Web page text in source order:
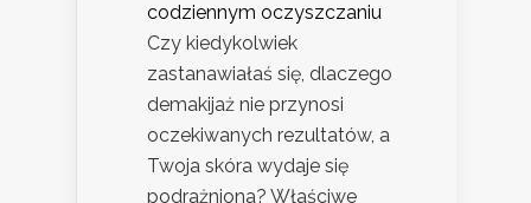
codziennym oczyszczaniu
Czy kiedykolwiek
zastanawiałaś się, dlaczego
demakijaż nie przynosi
oczekiwanych rezultatów, a
Twoja skóra wydaje się
podrażniona? Właściwe